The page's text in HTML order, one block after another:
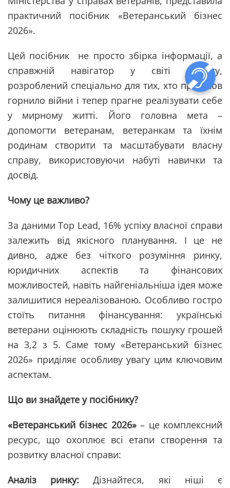
практичний посібник «Ветеранський бізнес
2026».
Цей посібник не просто збірка інформації, а
справжній навігатор у світі бізнесу,
розроблений спеціально для тих, хто пройшов
горнило війни і тепер прагне реалізувати себе
у мирному житті. Його головна мета –
допомогти ветеранам, ветеранкам та їхнім
родинам створити та масштабувати власну
справу, використовуючи набуті навички та
досвід.
Чому це важливо?
За даними Top Lead, 16% успіху власної справи
залежить від якісного планування. І це не
дивно, адже без чіткого розуміння ринку,
юридичних аспектів та фінансових
можливостей, навіть найгеніальніша ідея може
залишитися нереалізованою. Особливо гостро
стоїть питання фінансування: українські
ветерани оцінюють складність пошуку грошей
на 3,2 з 5. Саме тому «Ветеранський бізнес
2026» приділяє особливу увагу цим ключовим
аспектам.
Що ви знайдете у посібнику?
«Ветеранський бізнес 2026»– це комплексний
ресурс, що охоплює всі етапи створення та
розвитку власної справи:
Аналіз ринку: Дізнайтеся, які ніші є